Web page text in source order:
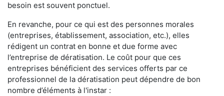
besoin est souvent ponctuel.
En revanche, pour ce qui est des personnes morales
(entreprises, établissement, association, etc.), elles
rédigent un contrat en bonne et due forme avec
l’entreprise de dératisation. Le coût pour que ces
entreprises bénéficient des services offerts par ce
professionnel de la dératisation peut dépendre de bon
nombre d’éléments à l'instar :